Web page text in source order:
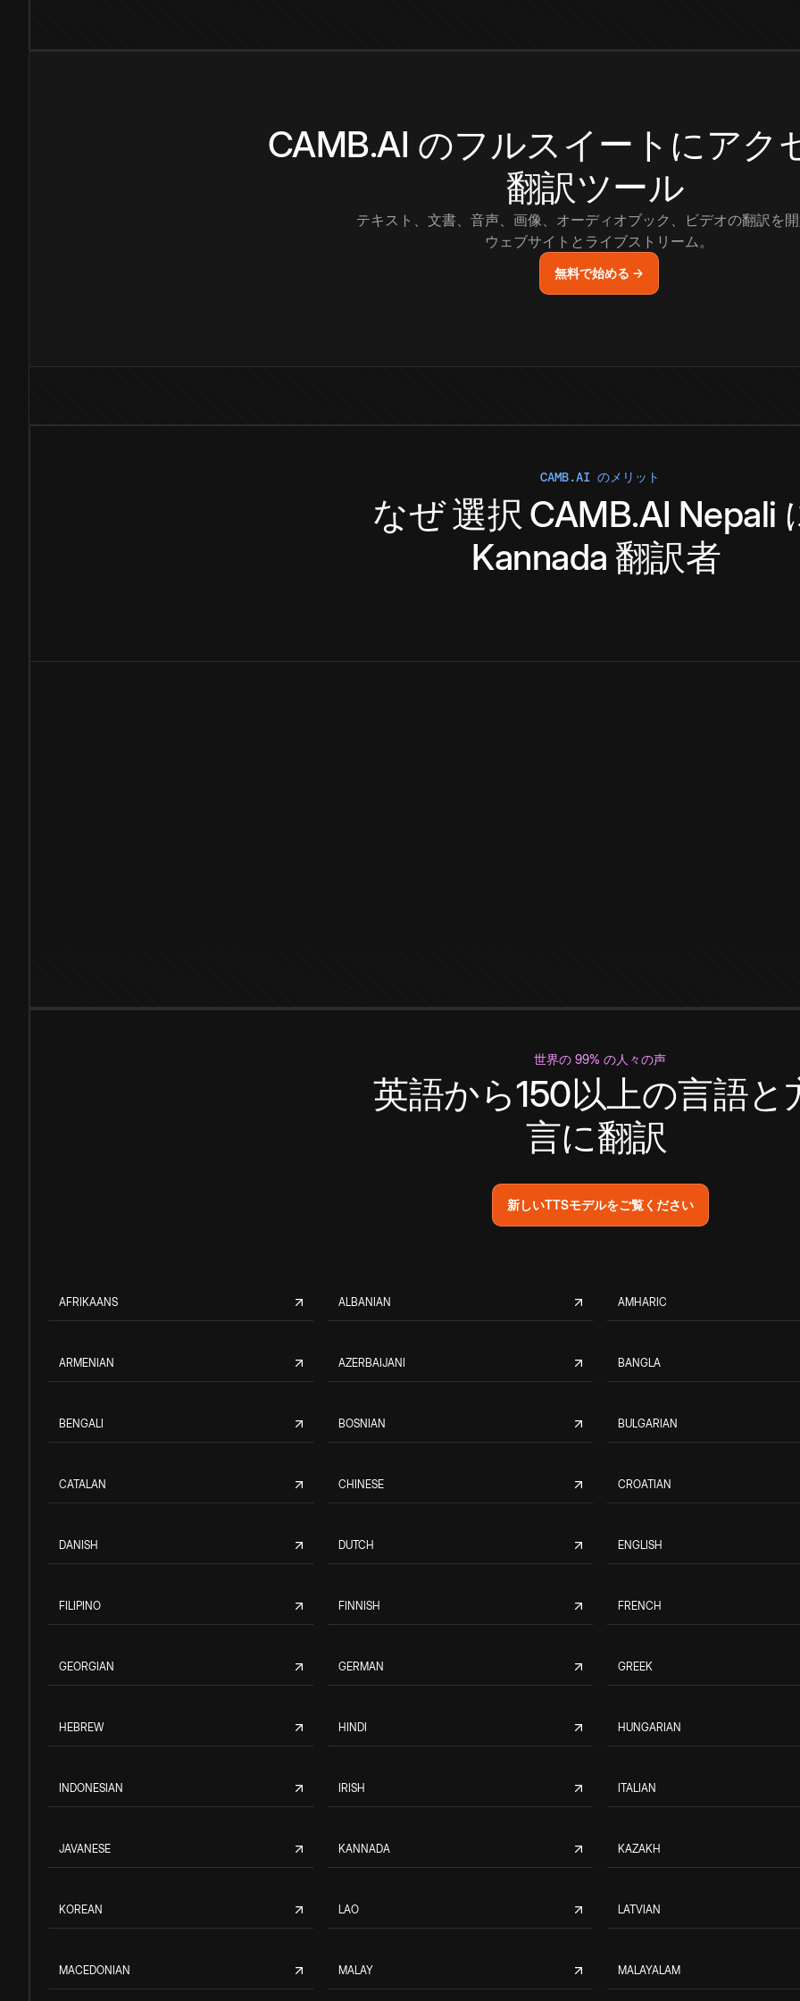
CAMB.AI のフルスイートにアク
翻訳ツール
テキスト、文書、音声、画像、オーディオブック、ビデオの翻訳を
ウェブサイトとライブストリーム。
無料で始める →
CAMB.AI のメリット
なぜ選択 CAMB.AI Nepali
Kannada 翻訳者
世界の 99% の人々の声
英語から150以上の言語と
言に翻訳
新しいTTSモデルをご覧ください
AFRIKAANS ALBANIAN AMHARIC
ARMENIAN AZERBAIJANI BANGLA
BENGALI BOSNIAN BULGARIAN
CATALAN CHINESE CROATIAN
DANISH DUTCH ENGLISH
FILIPINO FINNISH FRENCH
GEORGIAN GERMAN GREEK
HEBREW HINDI HUNGARIAN
INDONESIAN IRISH ITALIAN
JAVANESE KANNADA KAZAKH
KOREAN LAO LATVIAN
MACEDONIAN MALAY MALAYALAM